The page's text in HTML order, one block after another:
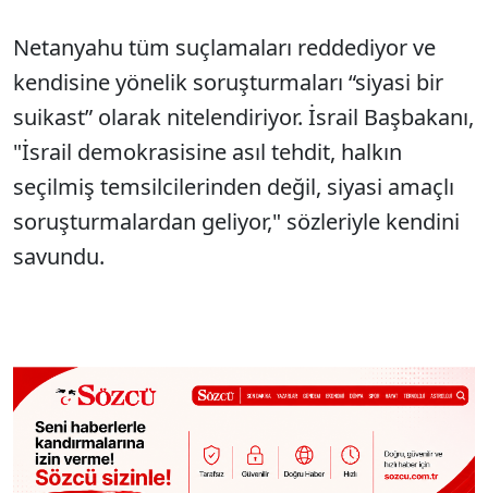
Netanyahu tüm suçlamaları reddediyor ve
kendisine yönelik soruşturmaları “siyasi bir
suikast” olarak nitelendiriyor. İsrail Başbakanı,
"İsrail demokrasisine asıl tehdit, halkın
seçilmiş temsilcilerinden değil, siyasi amaçlı
soruşturmalardan geliyor," sözleriyle kendini
savundu.